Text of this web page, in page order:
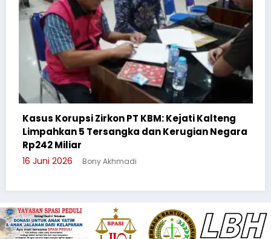
Kejati Kalteng
Kerugian Negara
Cegah Bullying, Sikum
3 Juni 2026